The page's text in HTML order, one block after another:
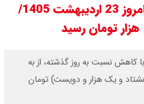
قیمت دلار آزاد امروز 23 اردیبهشت 1405/
با کاهش نسبت به روز گذشته، از به
و هشتاد و یک هزار و دویست) تومان